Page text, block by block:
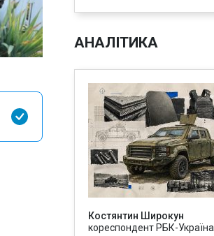
АНАЛІТИКА
Костянтин Широкун
кореспондент РБК-Україна